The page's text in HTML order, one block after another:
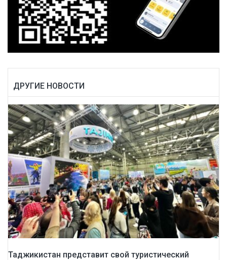
ДРУГИЕ НОВОСТИ
Таджикистан представит свой туристический